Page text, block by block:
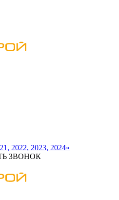
2022, 2023, 2024»
ЗВОНОК